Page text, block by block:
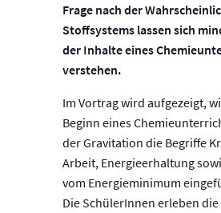
Frage nach der
Stoffsystems lassen sich
der Inhalte eines
verstehen.
Im Vortrag wird aufgezeigt,
Beginn eines
der Gravitation die Begriffe
Arbeit, Energieerhaltung
vom Energieminimum
Die SchülerInnen erleben